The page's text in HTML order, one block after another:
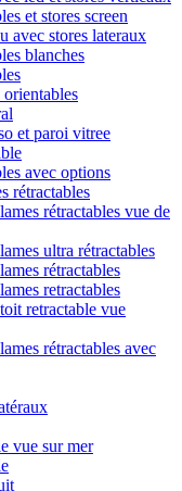
et stores screen
avec stores lateraux
blanches
orientables
et paroi vitree
avec options
rétractables
rétractables vue de
ultra rétractables
rétractables
retractables
retractable vue
rétractables avec
vue sur mer